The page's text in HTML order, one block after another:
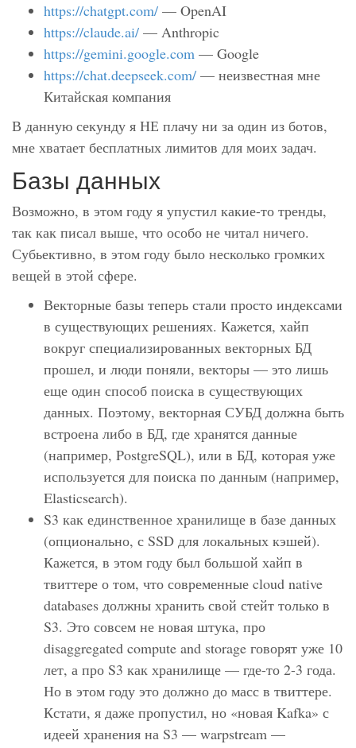
https://chatgpt.com/ — OpenAI
https://claude.ai/ — Anthropic
https://gemini.google.com — Google
https://chat.deepseek.com/ — неизвестная мне
Китайская компания
В данную секунду я НЕ плачу ни за один из ботов,
мне хватает бесплатных лимитов для моих задач.
Базы данных
Возможно, в этом году я упустил какие-то тренды,
так как писал выше, что особо не читал ничего.
Субьективно, в этом году было несколько громких
вещей в этой сфере.
Векторные базы теперь стали просто индексами
в существующих решениях. Кажется, хайп
вокруг специализированных векторных БД
прошел, и люди поняли, векторы — это лишь
еще один способ поиска в существующих
данных. Поэтому, векторная СУБД должна быть
встроена либо в БД, где хранятся данные
(например, PostgreSQL), или в БД, которая уже
используется для поиска по данным (например,
Elasticsearch).
S3 как единственное хранилище в базе данных
(опционально, с SSD для локальных кэшей).
Кажется, в этом году был большой хайп в
твиттере о том, что современные cloud native
databases должны хранить свой стейт только в
S3. Это совсем не новая штука, про
disaggregated compute and storage говорят уже 10
лет, а про S3 как хранилище — где-то 2-3 года.
Но в этом году это должно до масс в твиттере.
Кстати, я даже пропустил, но «новая Kafka» с
идеей хранения на S3 — warpstream —